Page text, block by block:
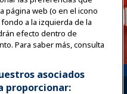
página web (o en el icono
a la izquierda de la
efecto dentro de
Para saber más, consulta
asociados
proporcionar: